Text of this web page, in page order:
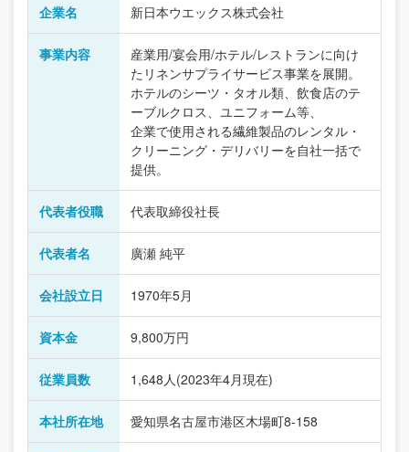
企業名 新日本ウエックス株式会社
事業内容
産業用/宴会用/ホテル/レストランに向け
たリネンサプライサービス事業を展開。
ホテルのシーツ・タオル類、飲食店のテ
ーブルクロス、ユニフォーム等、
企業で使用される繊維製品のレンタル・
クリーニング・デリバリーを自社一括で
提供。
代表者役職 代表取締役社長
代表者名 廣瀬 純平
会社設立日 1970年5月
資本金 9,800万円
従業員数 1,648人(2023年4月現在)
本社所在地 愛知県名古屋市港区木場町8-158